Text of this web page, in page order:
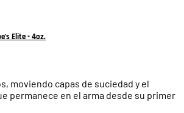
Elite - 4oz.
moviendo capas de suciedad y el
permanece en el arma desde su primer